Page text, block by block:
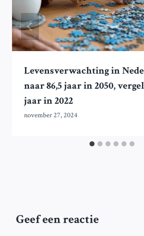
Levensverwachting in
naar 86,5 jaar in 2050,
jaar in 2022
november 27, 2024
Geef een reactie